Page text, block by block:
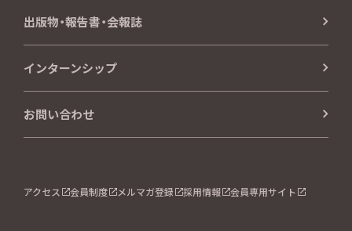
出版物・報告書・会報誌
インターンシップ
お問い合わせ
アクセス 会員制度 メルマガ登録 採用情報 会員専用サイト